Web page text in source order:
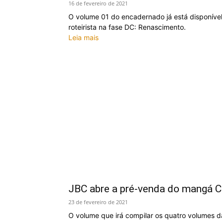
16 de fevereiro de 2021
O volume 01 do encadernado já está
roteirista na fase DC: Renascimento.
Leia mais
JBC abre a pré-venda do mangá
23 de fevereiro de 2021
O volume que irá compilar os quatro volumes